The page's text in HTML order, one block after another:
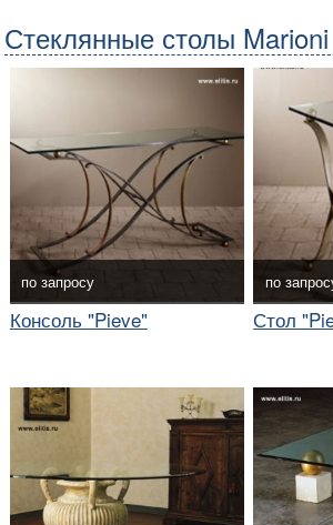
Стеклянные столы
по запросу
Консоль "Pieve"
по
Стол